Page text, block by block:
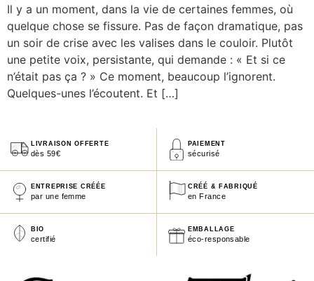
Il y a un moment, dans la vie de certaines femmes, où
quelque chose se fissure. Pas de façon dramatique, pas
un soir de crise avec les valises dans le couloir. Plutôt
une petite voix, persistante, qui demande : « Et si ce
n’était pas ça ? » Ce moment, beaucoup l’ignorent.
Quelques-unes l’écoutent. Et […]
LIVRAISON OFFERTE
dès 59€
PAIEMENT
sécurisé
ENTREPRISE CRÉÉE
par une femme
CRÉÉ & FABRIQUÉ
en France
BIO
certifié
EMBALLAGE
éco-responsable